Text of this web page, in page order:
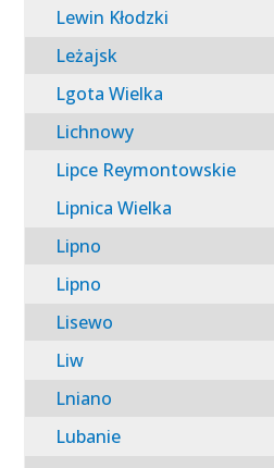
Lewin Kłodzki
Leżajsk
Lgota Wielka
Lichnowy
Lipce Reymontowskie
Lipnica Wielka
Lipno
Lipno
Lisewo
Liw
Lniano
Lubanie